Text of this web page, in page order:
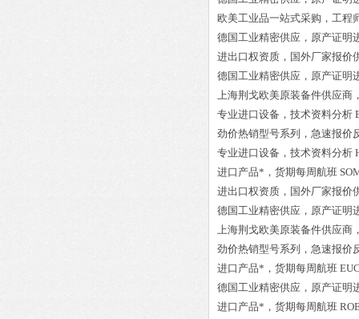
欧美工业品一站式采购，工程
德国工业精密供应，原产证明
进出口权资质，国外厂家报价
德国工业精密供应，原产证明
上海荆戈欧美原装备件供应商
专业进口设备，技术资料分析
劲价热销型号系列，急速报价
专业进口设备，技术资料分析
进口产品*，货期每周航班
进出口权资质，国外厂家报价
德国工业精密供应，原产证明
上海荆戈欧美原装备件供应商
劲价热销型号系列，急速报价
进口产品*，货期每周航班
德国工业精密供应，原产证明
进口产品*，货期每周航班